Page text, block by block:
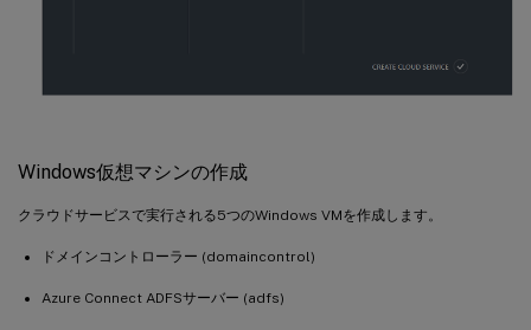
Windows仮想マシンの作成
クラウドサービスで実行される5つのWindows VMを作成します。
ドメインコントローラー (domaincontrol)
Azure Connect ADFSサーバー (adfs)